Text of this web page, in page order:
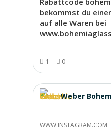
bekommst du
auf alle Waren bei
1 0
Weber
WWW.INSTAGRAM.COM